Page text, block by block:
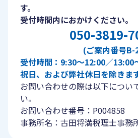
す。
受付時間内におかけください。
050-3819-
(ご案内番号B-
受付時間：9:30〜12:00／13:00
祝日、および弊社休日を除きます
お問い合わせの際は以下につい
い。
お問い合わせ番号：P004858
事務所名：古田将満税理士事務